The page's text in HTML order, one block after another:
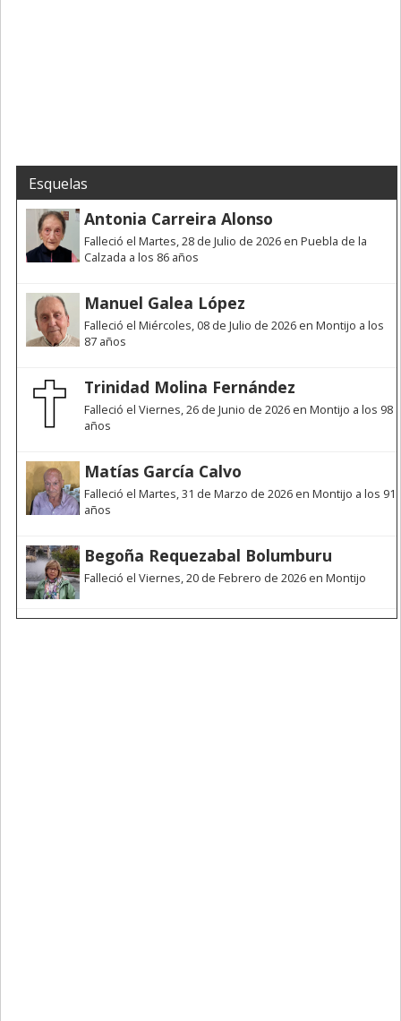
Esquelas
Antonia Carreira Alonso
Falleció el Martes, 28 de Julio de 2026 en Puebla de la
Calzada a los 86 años
Manuel Galea López
Falleció el Miércoles, 08 de Julio de 2026 en Montijo a los
87 años
Trinidad Molina Fernández
Falleció el Viernes, 26 de Junio de 2026 en Montijo a los 98
años
Matías García Calvo
Falleció el Martes, 31 de Marzo de 2026 en Montijo a los 91
años
Begoña Requezabal Bolumburu
Falleció el Viernes, 20 de Febrero de 2026 en Montijo